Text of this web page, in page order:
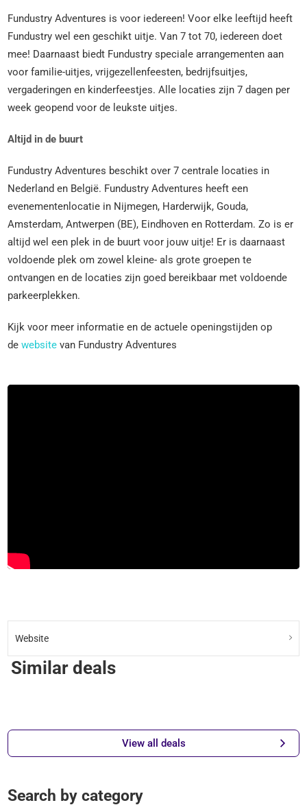
Fundustry Adventures is voor iedereen! Voor elke leeftijd heeft
Fundustry wel een geschikt uitje. Van 7 tot 70, iedereen doet
mee! Daarnaast biedt Fundustry speciale arrangementen aan
voor familie-uitjes, vrijgezellenfeesten, bedrijfsuitjes,
vergaderingen en kinderfeestjes. Alle locaties zijn 7 dagen per
week geopend voor de leukste uitjes.
Altijd in de buurt
Fundustry Adventures beschikt over 7 centrale locaties in
Nederland en België. Fundustry Adventures heeft een
evenementenlocatie in Nijmegen, Harderwijk, Gouda,
Amsterdam, Antwerpen (BE), Eindhoven en Rotterdam. Zo is er
altijd wel een plek in de buurt voor jouw uitje! Er is daarnaast
voldoende plek om zowel kleine- als grote groepen te
ontvangen en de locaties zijn goed bereikbaar met voldoende
parkeerplekken.
Kijk voor meer informatie en de actuele openingstijden op
dewebsite van Fundustry Adventures
Website
Similar deals
View all deals
Search by category